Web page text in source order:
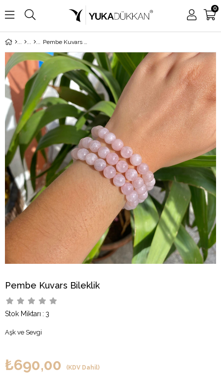
0
Pembe Kuvars Bileklik
Pembe Kuvars Bileklik
Stok Miktarı : 3
Aşk ve Sevgi
₺690,00 (KDV Dahil)